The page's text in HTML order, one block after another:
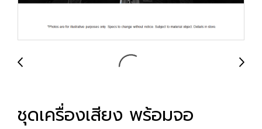
ชุดเครื่องเสียง พร้อมจอ